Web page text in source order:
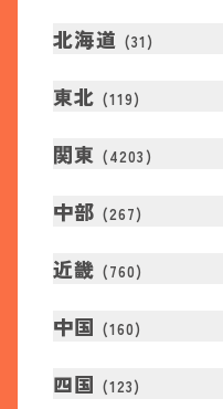
北海道 (31 )
東北 (119)
関東 (4203 )
中部 (267)
近畿 (760)
中国 (160)
四国 (123)